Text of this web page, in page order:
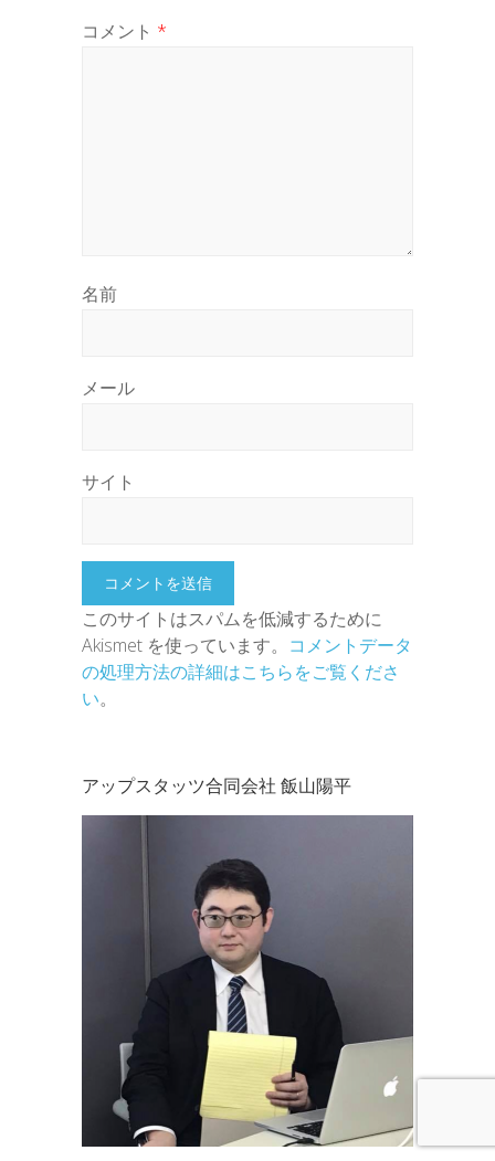
コメント *
名前
メール
サイト
このサイトはスパムを低減するために
Akismet を使っています。 コメントデータ
の処理方法の詳細はこちらをご覧くださ
い。
アップスタッツ合同会社 飯山陽平